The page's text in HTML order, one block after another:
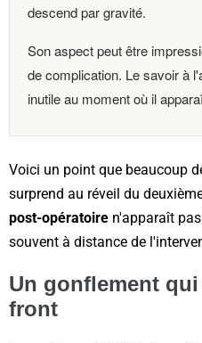
descend par gravité.
Son aspect peut être
de complication. Le savoir à
inutile au moment où il
Voici un point que beaucoup
surprend au réveil du
post-opératoire n'apparaît
souvent à distance de
Un gonflement
front